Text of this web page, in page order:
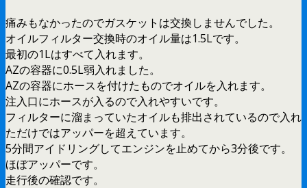
痛みもなかったのでガスケットは交換しませんでした。
オイルフィルター交換時のオイル量は1.5Lです。
最初の1Lはすべて入れます。
AZの容器に0.5L弱入れました。
AZの容器にホースを付けたものでオイルを入れます。
注入口にホースが入るので入れやすいです。
フィルターに溜まっていたオイルも排出されているので入れ
ただけではアッパーを超えています。
5分間アイドリングしてエンジンを止めてから3分後です。
ほぼアッパーです。
走行後の確認です。